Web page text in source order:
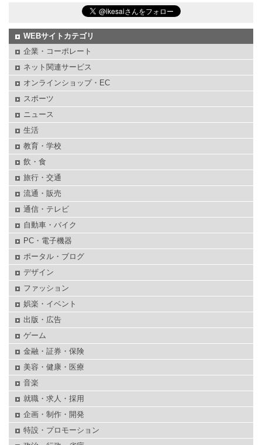
WEBサイトカテゴリ
企業・コーポレート
ネット関連サービス
オンラインショップ・EC
スポーツ
ニュース
生活
教育・学校
飲・食
旅行・交通
流通・販売
通信・テレビ
自動車・バイク
PC・電子機器
ポータル・ブログ
デザイン
ファッション
娯楽・イベント
出版・広告
ゲーム
金融・証券・保険
美容・健康・医療
音楽
就職・求人・採用
企画・制作・開発
特設・プロモーション